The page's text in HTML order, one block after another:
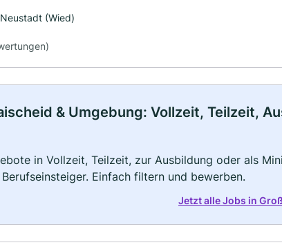
(Wied)
& Umgebung: Vollzeit, Teilzeit,
in Vollzeit, Teilzeit, zur Ausbildung oder als
Einfach filtern und bewerben.
Jetzt alle Jobs in